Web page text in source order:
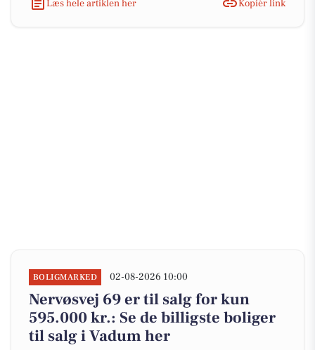
Læs hele artiklen her Kopiér link
BOLIGMARKED 02-08-2026 10:00
Nervøsvej 69 er til salg for kun
595.000 kr.: Se de billigste boliger
til salg i Vadum her